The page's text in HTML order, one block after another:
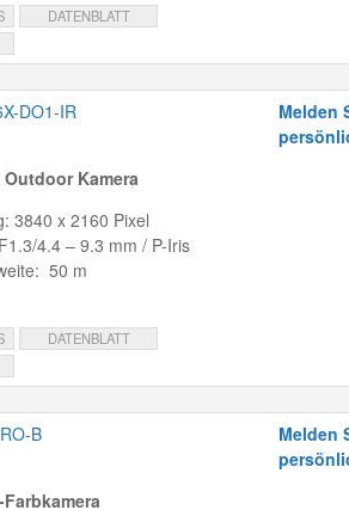
DATENBLATT
DO1-IR
Outdoor Kamera
3840 x 2160 Pixel
4.4 – 9.3 mm / P-Iris
50 m
DATENBLATT
Melden
B
Farbkamera
Melden